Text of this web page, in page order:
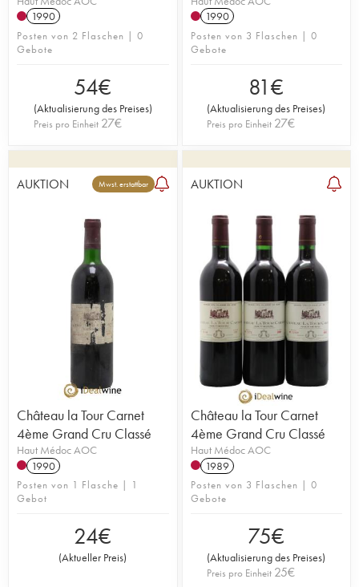
1990
Posten von 2 Flaschen | 0
Gebote
54€
(Aktualisierung des Preises)
Preis pro Einheit 27€
1990
Posten von 3 Flaschen | 0
Gebote
81€
(Aktualisierung des Preises)
Preis pro Einheit 27€
AUKTION Mwst. erstattbar
Château la Tour Carnet
4ème Grand Cru Classé
Haut Médoc AOC
1990
Posten von 1 Flasche | 1
Gebot
24€
(Aktueller Preis)
AUKTION
Château la Tour Carnet
4ème Grand Cru Classé
Haut Médoc AOC
1989
Posten von 3 Flaschen | 0
Gebote
75€
(Aktualisierung des Preises)
Preis pro Einheit 25€